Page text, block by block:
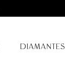
DIAMANTES